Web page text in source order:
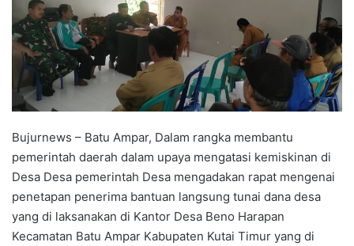
Bujurnews – Batu Ampar, Dalam rangka membantu
pemerintah daerah dalam upaya mengatasi kemiskinan di
Desa Desa pemerintah Desa mengadakan rapat mengenai
penetapan penerima bantuan langsung tunai dana desa
yang di laksanakan di Kantor Desa Beno Harapan
Kecamatan Batu Ampar Kabupaten Kutai Timur yang di